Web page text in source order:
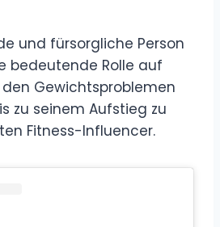
und fürsorgliche Person
bedeutende Rolle auf
Gewichtsproblemen
zu seinem Aufstieg zu
Fitness-Influencer.